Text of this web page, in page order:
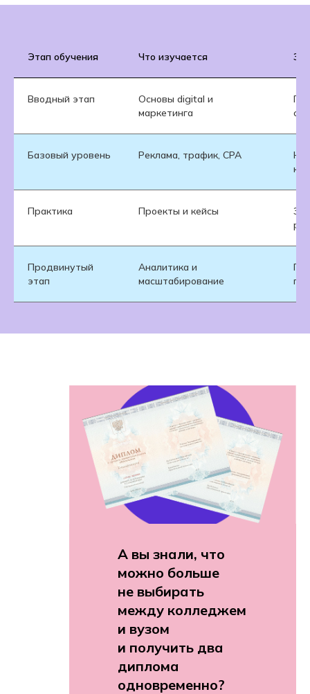
Этап обучения Что изучается
Вводный этап
Основы digital и
маркетинга
Базовый уровень Реклама, трафик, CPA
Практика Проекты и кейсы
Продвинутый
этап
Аналитика и
масштабирование
А вы знали, что
можно больше
не выбирать
между колледжем
и вузом
и получить два
диплома
одновременно?